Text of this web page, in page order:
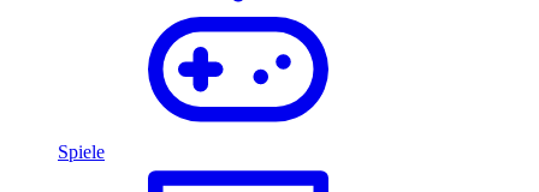
Spiele